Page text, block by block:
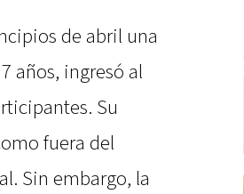
de abril una
años, ingresó al
Su
fuera del
Sin embargo, la